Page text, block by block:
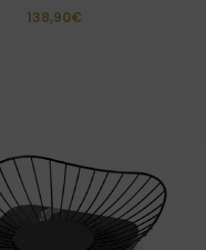
138,90€